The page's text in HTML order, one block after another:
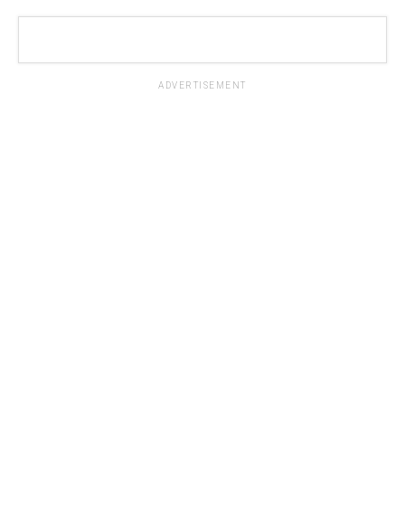
ADVERTISEMENT